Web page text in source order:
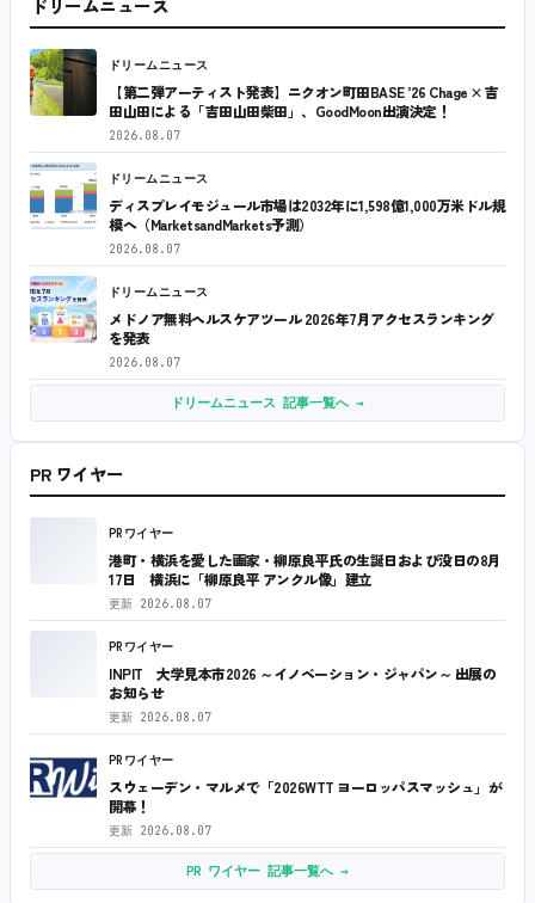
ドリームニュース
ドリームニュース
【第二弾アーティスト発表】ニクオン町田BASE ’26 Chage × 吉
田山田による「吉田山田柴田」、GoodMoon出演決定！
2026.08.07
ドリームニュース
ディスプレイモジュール市場は2032年に1,598億1,000万米ドル規
模へ（MarketsandMarkets予測）
2026.08.07
ドリームニュース
メドノア無料ヘルスケアツール 2026年7月アクセスランキング
を発表
2026.08.07
ドリームニュース 記事一覧へ →
PR ワイヤー
PRワイヤー
港町・横浜を愛した画家・柳原良平氏の生誕日および没日の8月
17日 横浜に「柳原良平 アンクル像」建立
更新 2026.08.07
PRワイヤー
INPIT 大学見本市2026 ～イノベーション・ジャパン～ 出展の
お知らせ
更新 2026.08.07
PRワイヤー
スウェーデン・マルメで「2026WTT ヨーロッパスマッシュ」が
開幕！
更新 2026.08.07
PR ワイヤー 記事一覧へ →